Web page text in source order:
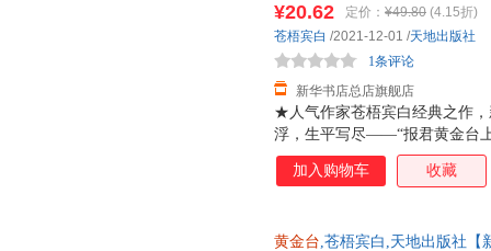
★人气作家苍梧宾白经典之作
浮，生平写尽——“报君黄金台
负天下人，他不负他★凡有所
哭，十二载光阴，岁如长河，
¥20.62 定价： ¥49.80 (4.15折)
新华书店总店旗舰店
1条评论
苍梧宾白 /2021-12-01 /天地出版社
加入购物车 收藏
黄金台,苍梧宾白,天地出版社【